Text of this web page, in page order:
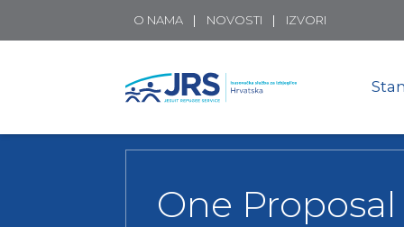
O NAMA NOVOSTI IZVORI
One